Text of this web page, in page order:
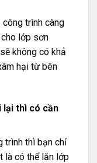
trình càng
lớp sơn
không có khả
hại từ bên
lại thì có cần
trình thì bạn chỉ
là có thể lăn lớp